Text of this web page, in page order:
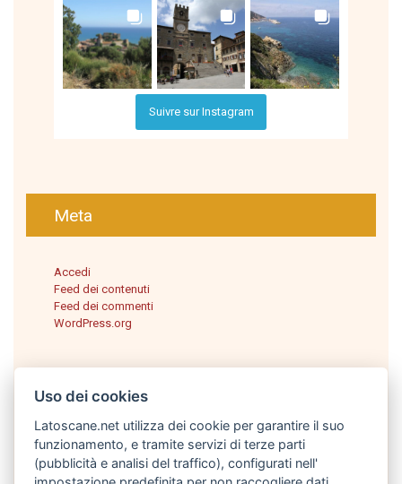
Suivre sur Instagram
Meta
Accedi
Feed dei contenuti
Feed dei commenti
WordPress.org
Uso dei cookies
Latoscane.net utilizza dei cookie per garantire il suo
funzionamento, e tramite servizi di terze parti
(pubblicità e analisi del traffico), configurati nell'